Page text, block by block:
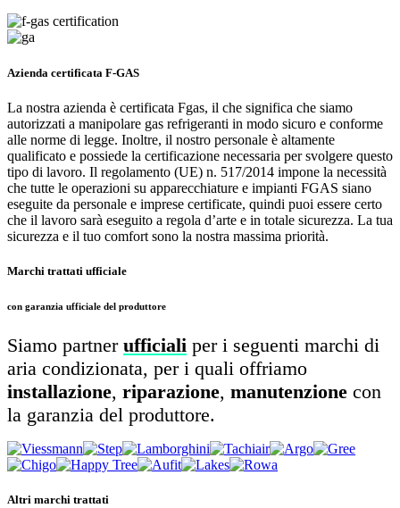
Azienda certificata F-GAS
La nostra azienda è certificata Fgas, il che significa che siamo
autorizzati a manipolare gas refrigeranti in modo sicuro e conforme
alle norme di legge. Inoltre, il nostro personale è altamente
qualificato e possiede la certificazione necessaria per svolgere questo
tipo di lavoro. Il regolamento (UE) n. 517/2014 impone la necessità
che tutte le operazioni su apparecchiature e impianti FGAS siano
eseguite da personale e imprese certificate, quindi puoi essere certo
che il lavoro sarà eseguito a regola d’arte e in totale sicurezza. La tua
sicurezza e il tuo comfort sono la nostra massima priorità.
Marchi trattati ufficiale
con garanzia ufficiale del produttore
Siamo partner ufficiali per i seguenti marchi di
aria condizionata, per i quali offriamo
installazione, riparazione, manutenzione con
la garanzia del produttore.
Altri marchi trattati